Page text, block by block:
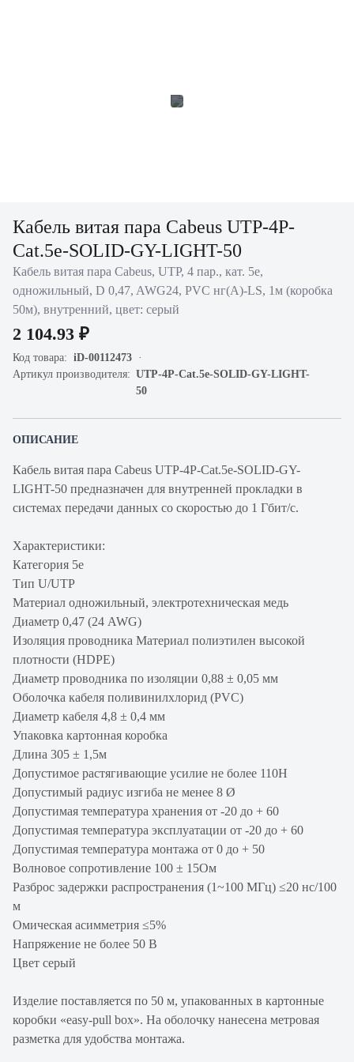
Кабель витая пара Cabeus UTP-4P-
Cat.5e-SOLID-GY-LIGHT-50
Кабель витая пара Cabeus, UTP, 4 пар., кат. 5е,
одножильный, D 0,47, AWG24, PVC нг(А)-LS, 1м (коробка
50м), внутренний, цвет: серый
2 104.93 ₽
Код товара: iD-00112473
Артикул производителя: UTP-4P-Cat.5e-SOLID-GY-LIGHT-
50
ОПИСАНИЕ
Кабель витая пара Cabeus UTP-4P-Cat.5e-SOLID-GY-
LIGHT-50 предназначен для внутренней прокладки в
системах передачи данных со скоростью до 1 Гбит/c.
Характеристики:
Категория 5e
Тип U/UTP
Материал одножильный, электротехническая медь
Диаметр 0,47 (24 AWG)
Изоляция проводника Материал полиэтилен высокой
плотности (HDPE)
Диаметр проводника по изоляции 0,88 ± 0,05 мм
Оболочка кабеля поливинилхлорид (PVC)
Диаметр кабеля 4,8 ± 0,4 мм
Упаковка картонная коробка
Длина 305 ± 1,5м
Допустимое растягивающие усилие не более 110Н
Допустимый радиус изгиба не менее 8 Ø
Допустимая температура хранения от -20 до + 60
Допустимая температура эксплуатации от -20 до + 60
Допустимая температура монтажа от 0 до + 50
Волновое сопротивление 100 ± 15Ом
Разброс задержки распространения (1~100 МГц) ≤20 нс/100
м
Омическая асимметрия ≤5%
Напряжение не более 50 В
Цвет серый
Изделие поставляется по 50 м, упакованных в картонные
коробки «easy-pull box». На оболочку нанесена метровая
разметка для удобства монтажа.